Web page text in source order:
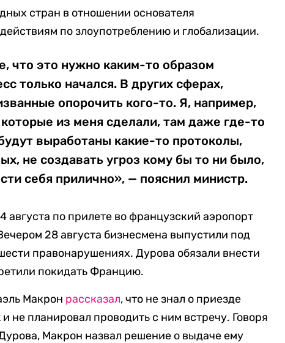
стран в отношении основателя
по злоупотреблению и глобализации.
что это нужно каким-то образом
только начался. В других сферах,
опорочить кого-то. Я, например,
из меня сделали, там даже где-то
выработаны какие-то протоколы,
не создавать угроз кому бы то ни было,
себя прилично», — пояснил министр.
августа по прилете во французский аэропорт
28 августа бизнесмена выпустили под
правонарушениях. Дурова обязали внести
покидать Францию.
Макрон рассказал, что не знал о приезде
не планировал проводить с ним встречу. Говоря
Макрон назвал решение о выдаче ему